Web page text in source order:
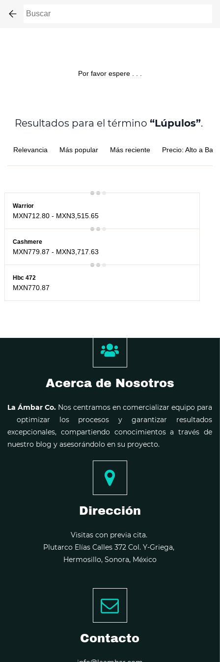
main
Por favor espere . . .
Resultados para el término “Lúpulos”.
Relevancia Más popular Más reciente Precio: Alto a Bajo
Warrior
MXN712.80- MXN3,515.65
Cashmere
MXN779.87- MXN3,717.63
Hbc 472
MXN770.87
Acerca de Nosotros
La Ámbar Co. Nos centramos en comercializar equipo para
optimizar los procesos y garantizar resultados
excepcionales, compartiendo conocimientos a través de
nuestro blog y asesorándolo en su proyecto.
Dirección
Visitas con previa cita.
Plutarco Elías Calles 372 Col. Y-Griega,
Hermosillo, Sonora, México
Contacto